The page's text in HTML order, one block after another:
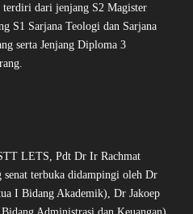
terdiri dari jenjang S2 Magister
S1 Sarjana Teologi dan Sarjana
serta Jenjang Diploma 3
LETS, Pdt Dr Ir Rachmat
terbuka didampingi oleh Dr
I Bidang Akademik), Dr Jakoep